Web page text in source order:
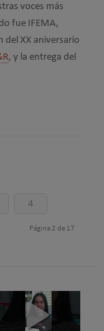
voces más
fue IFEMA,
del XX aniversario
, y la entrega del
4
Página 2 de 17